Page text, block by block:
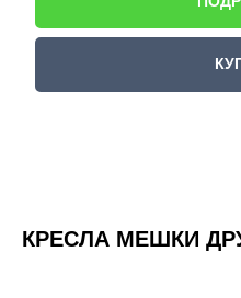
КРЕСЛА МЕШКИ